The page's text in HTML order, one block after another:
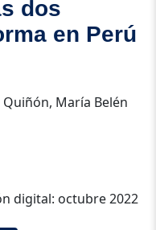
dos
en Perú
María Belén
digital: octubre 2022